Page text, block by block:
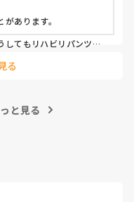
あります。
してもリハビリパンツと
かを確認するだけでも漏
本当に合っているかを再
ともありました。同じ
る
と見る